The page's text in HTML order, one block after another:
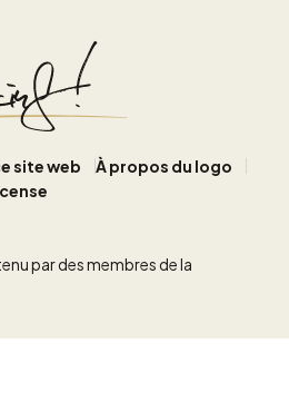
site web
À propos du logo
par des membres de la